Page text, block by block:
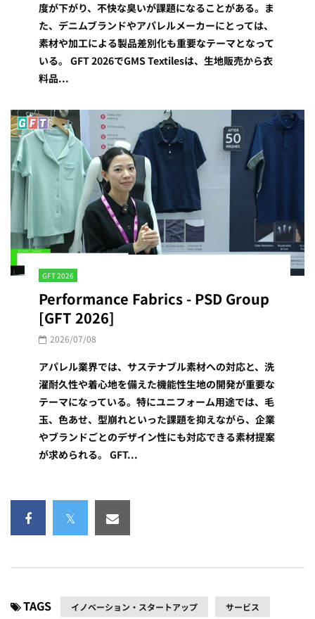
度が下がり、不快な臭いが課題になることがある。ま
た、デニムブランドやアパレルメーカーにとっては、
素材や加工による製品差別化も重要なテーマとなって
いる。 GFT 2026でGMS Textilesは、生地販売から衣
料品...
GFT 2026
Performance Fabrics - PSD Group
[GFT 2026]
2026/07/08
アパレル業界では、サステナブル素材への対応と、洗
濯耐久性や着心地を備えた機能性生地の開発が重要な
テーマになっている。特にユニフォーム用途では、毛
玉、色あせ、型崩れといった課題を抑えながら、企業
やブランドごとのデザイン性にも対応できる素材提案
が求められる。 GFT...
TAGS イノベーション・スタートアップ サービス